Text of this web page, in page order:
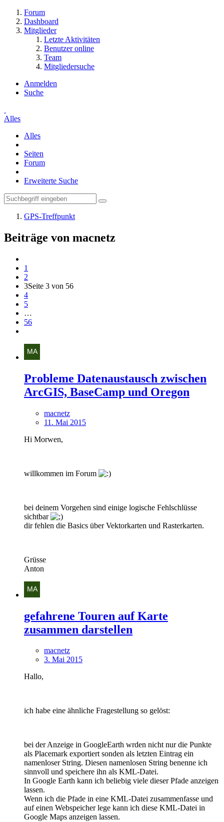
Forum
Dashboard
Mitglieder
Letzte Aktivitäten
Benutzer online
Team
Mitgliedersuche
Anmelden
Suche
Alles
Alles
Seiten
Forum
Erweiterte Suche
GPS-Treffpunkt
Beiträge von macnetz
1
2
3Seite 3 von 56
4
5
…
56
Probleme Datenaustausch zwischen
ArcGIS, BaseCamp und Oregon
macnetz
11. Mai 2015
Hi Morwen,
willkommen im Forum
bei deinem Vorgehen sind einige logische Fehlschlüsse
sichtbar
dir fehlen die Basics über Vektorkarten und Rasterkarten.
Grüsse
Anton
gefahrene Touren auf Karte
zusammen darstellen
macnetz
3. Mai 2015
Hallo,
ich habe eine ähnliche Fragestellung so gelöst:
bei der Anzeige in GoogleEarth wrden nicht nur die Punkte
als Placemark exportiert sonden als letzten Eintrag ein
namenloser String. Diesen namenlosen String benenne ich
sinnvoll und speichere ihn als KML-Datei.
In Google Earth kann ich beliebig viele dieser Pfade anzeigen
lassen.
Wenn ich die Pfade in eine KML-Datei zusammenfasse und
auf einen Webspeicher lege kann ich diese KML-Datei in
Google Maps anzeigen lassen.